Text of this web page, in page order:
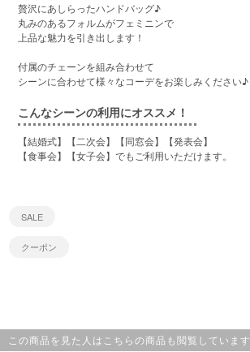
贅沢にあしらったハンドバッグ♪
丸みのあるフォルムがフェミニンで
上品な魅力を引き出します！
付属のチェーンを組み合わせて
シーンに合わせて様々なコーデをお楽しみください♪
こんなシーンの利用にオススメ！
【結婚式】【二次会】【同窓会】【発表会】
【食事会】【女子会】でもご利用いただけます。
SALE
クーポン
この商品を見た人はこちらの商品も閲覧しています